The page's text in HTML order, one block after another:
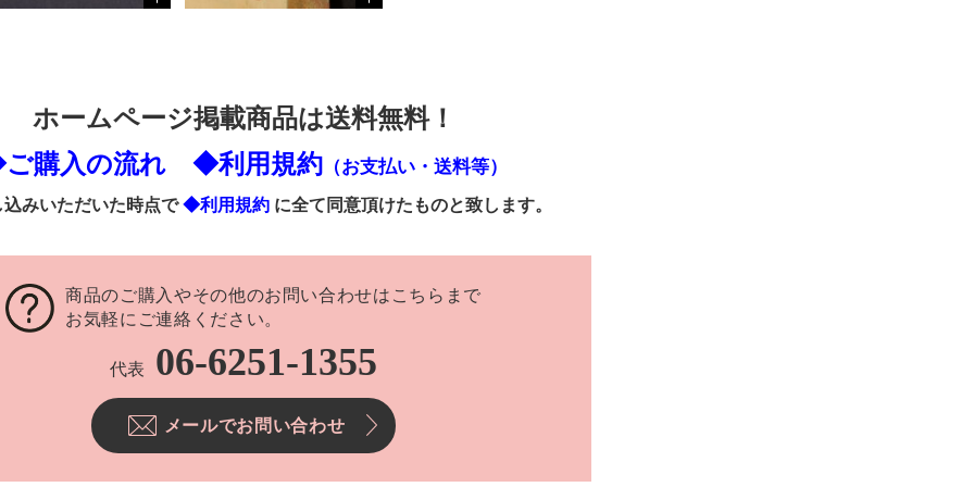
ホームページ掲載商品は送料無料！
購入の流れ
◆利用規約 （お支払い・送料等）
みいただいた時点で◆利用規約 に全て同意頂けたものと致します。
商品のご購入やその他のお問い合わせはこちらまで
お気軽にご連絡ください。
代表 06-6251-1355
メールでお問い合わせ